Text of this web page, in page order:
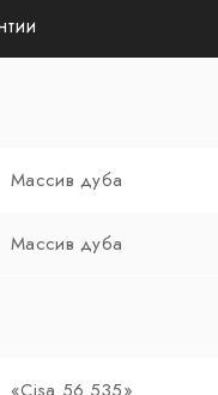
Массив дуба
Массив дуба